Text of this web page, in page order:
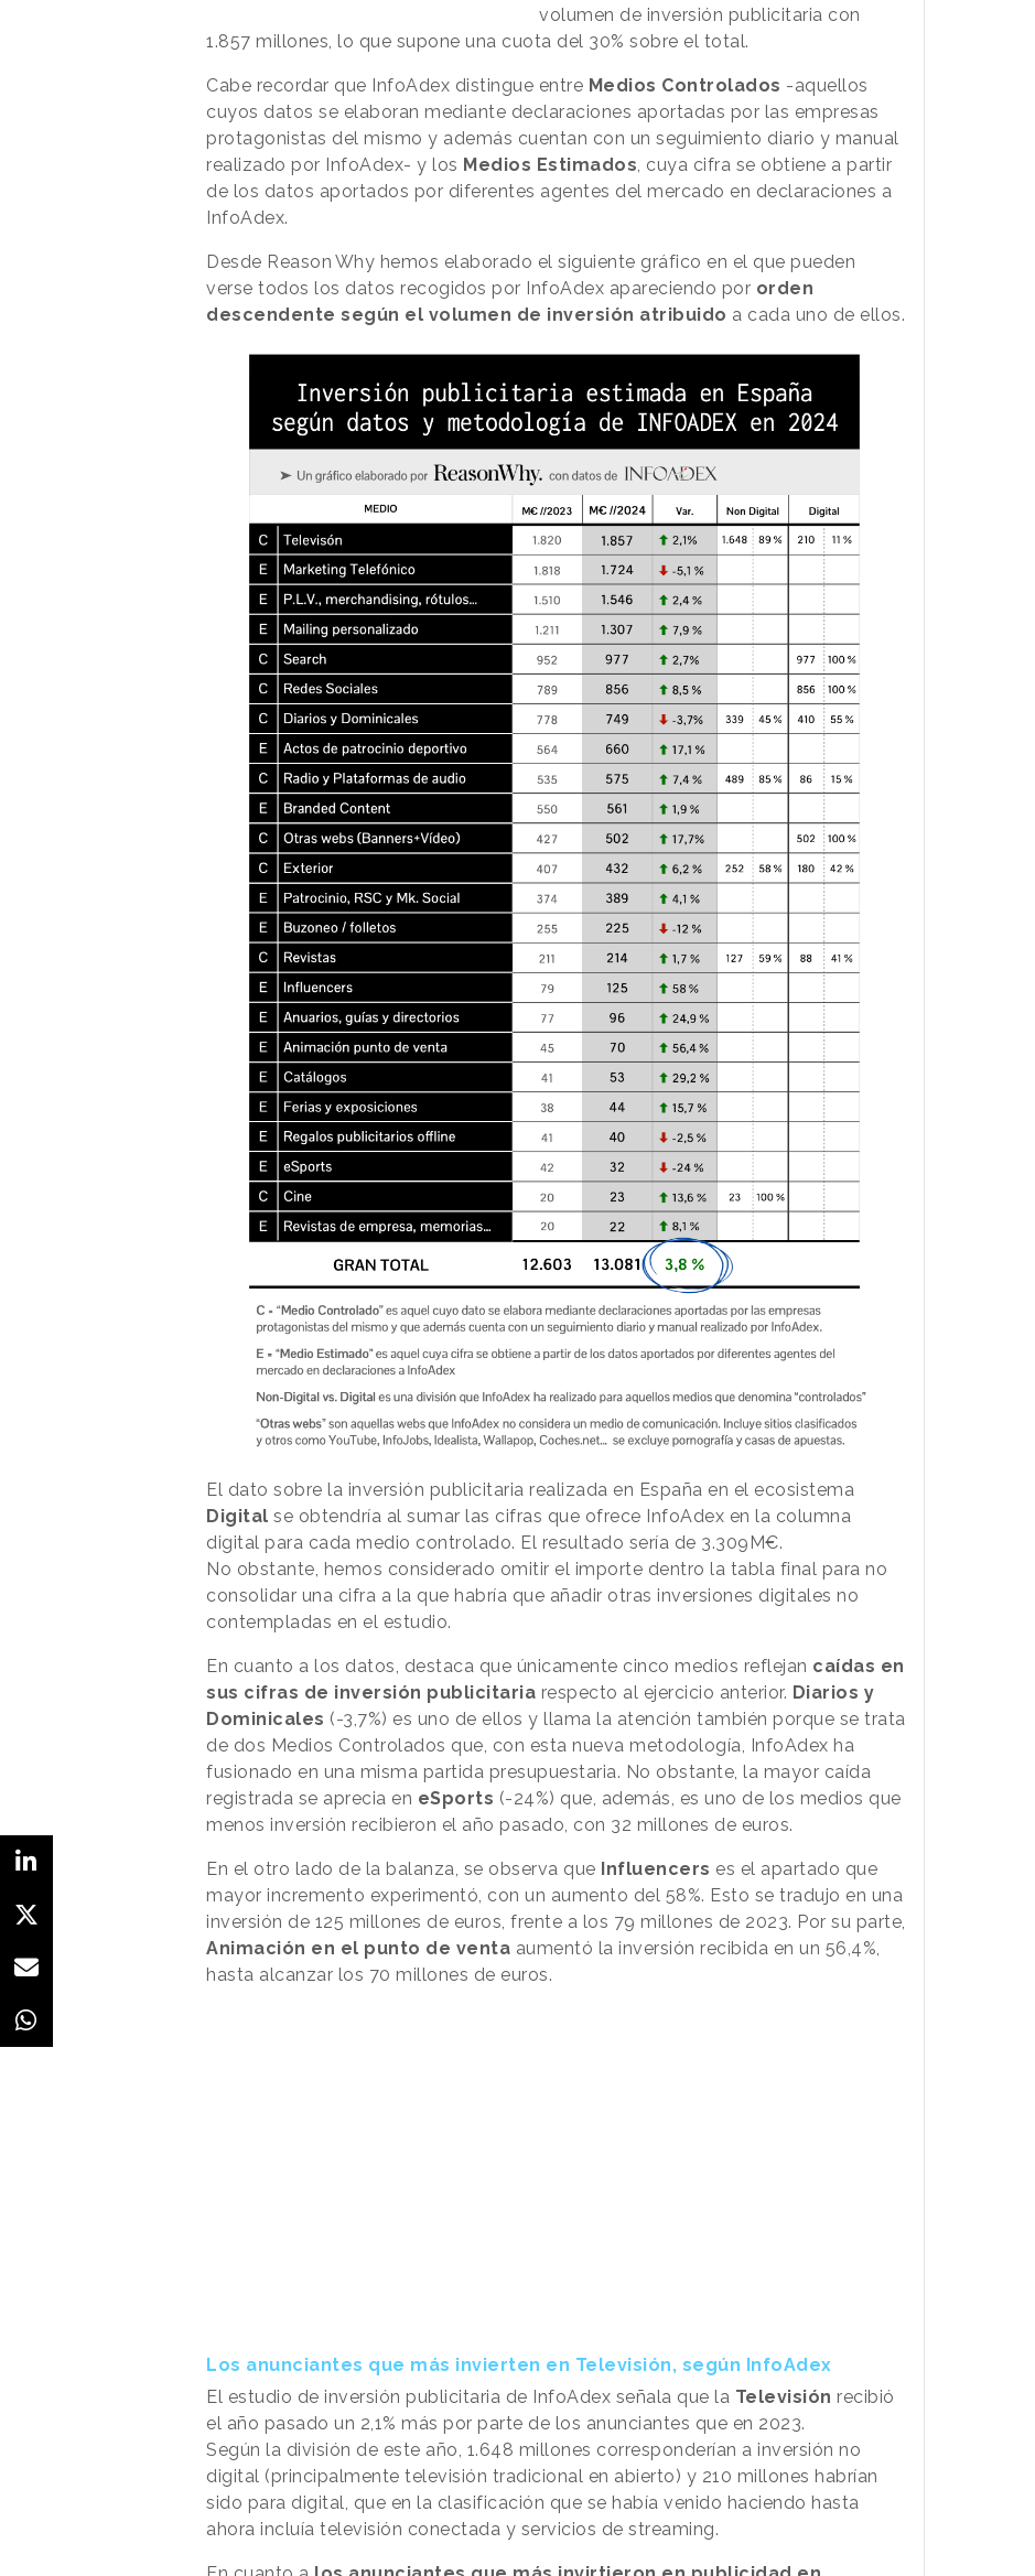
volumen de inversión publicitaria con
1.857 millones, lo que supone una cuota del 30% sobre el total.
Cabe recordar que InfoAdex distingue entre Medios Controlados -aquellos
cuyos datos se elaboran mediante declaraciones aportadas por las empresas
protagonistas del mismo y además cuentan con un seguimiento diario y manual
realizado por InfoAdex- y los Medios Estimados, cuya cifra se obtiene a partir
de los datos aportados por diferentes agentes del mercado en declaraciones a
InfoAdex.
Desde Reason Why hemos elaborado el siguiente gráfico en el que pueden
verse todos los datos recogidos por InfoAdex apareciendo por orden
descendente según el volumen de inversión atribuido a cada uno de ellos.
El dato sobre la inversión publicitaria realizada en España en el ecosistema
Digital se obtendría al sumar las cifras que ofrece InfoAdex en la columna
digital para cada medio controlado. El resultado sería de 3.309M€.
No obstante, hemos considerado omitir el importe dentro la tabla final para no
consolidar una cifra a la que habría que añadir otras inversiones digitales no
contempladas en el estudio.
En cuanto a los datos, destaca que únicamente cinco medios reflejan caídas en
sus cifras de inversión publicitaria respecto al ejercicio anterior. Diarios y
Dominicales (-3,7%) es uno de ellos y llama la atención también porque se trata
de dos Medios Controlados que, con esta nueva metodología, InfoAdex ha
fusionado en una misma partida presupuestaria. No obstante, la mayor caída
registrada se aprecia en eSports (-24%) que, además, es uno de los medios que
menos inversión recibieron el año pasado, con 32 millones de euros.
En el otro lado de la balanza, se observa que Influencers es el apartado que
mayor incremento experimentó, con un aumento del 58%. Esto se tradujo en una
inversión de 125 millones de euros, frente a los 79 millones de 2023. Por su parte,
Animación en el punto de venta aumentó la inversión recibida en un 56,4%,
hasta alcanzar los 70 millones de euros.
Los anunciantes que más invierten en Televisión, según InfoAdex
El estudio de inversión publicitaria de InfoAdex señala que la Televisión recibió
el año pasado un 2,1% más por parte de los anunciantes que en 2023.
Según la división de este año, 1.648 millones corresponderían a inversión no
digital (principalmente televisión tradicional en abierto) y 210 millones habrían
sido para digital, que en la clasificación que se había venido haciendo hasta
ahora incluía televisión conectada y servicios de streaming.